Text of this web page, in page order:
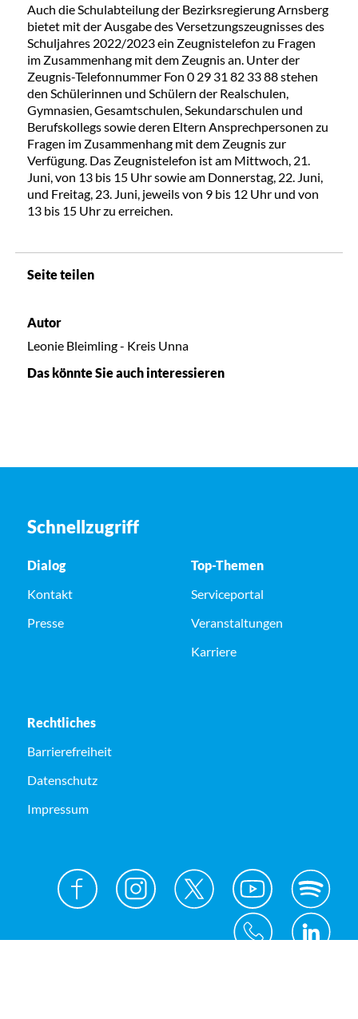
Auch die Schulabteilung der Bezirksregierung Arnsberg
bietet mit der Ausgabe des Versetzungszeugnisses des
Schuljahres 2022/2023 ein Zeugnistelefon zu Fragen
im Zusammenhang mit dem Zeugnis an. Unter der
Zeugnis-Telefonnummer Fon 0 29 31 82 33 88 stehen
den Schülerinnen und Schülern der Realschulen,
Gymnasien, Gesamtschulen, Sekundarschulen und
Berufskollegs sowie deren Eltern Ansprechpersonen zu
Fragen im Zusammenhang mit dem Zeugnis zur
Verfügung. Das Zeugnistelefon ist am Mittwoch, 21.
Juni, von 13 bis 15 Uhr sowie am Donnerstag, 22. Juni,
und Freitag, 23. Juni, jeweils von 9 bis 12 Uhr und von
13 bis 15 Uhr zu erreichen.
Seite teilen
Autor
Leonie Bleimling - Kreis Unna
Das könnte Sie auch interessieren
Schnellzugriff
Dialog
Kontakt
Presse
Top-Themen
Serviceportal
Veranstaltungen
Karriere
Rechtliches
Barrierefreiheit
Datenschutz
Impressum